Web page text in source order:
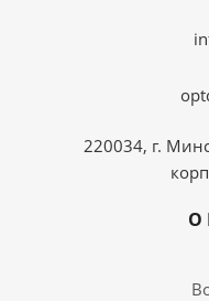
220034, г.
О